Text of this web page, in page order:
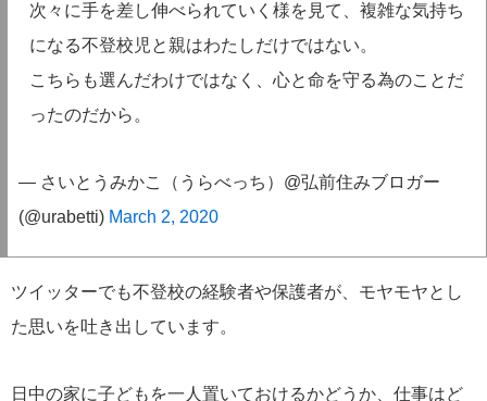
次々に手を差し伸べられていく様を見て、複雑な気持ち
になる不登校児と親はわたしだけではない。
こちらも選んだわけではなく、心と命を守る為のことだ
ったのだから。
— さいとうみかこ（うらべっち）@弘前住みブロガー
(@urabetti) March 2, 2020
ツイッターでも不登校の経験者や保護者が、モヤモヤとし
た思いを吐き出しています。
日中の家に子どもを一人置いておけるかどうか、仕事はど